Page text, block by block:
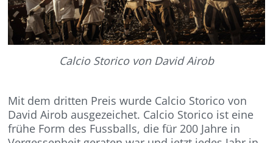
Calcio Storico von David Airob
Mit dem dritten Preis wurde Calcio Storico von
David Airob ausgezeichet. Calcio Storico ist eine
frühe Form des Fussballs, die für 200 Jahre in